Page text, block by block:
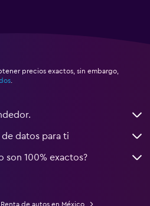
precios exactos, sin embargo,
datos para ti
son 100% exactos?
Renta de autos en México